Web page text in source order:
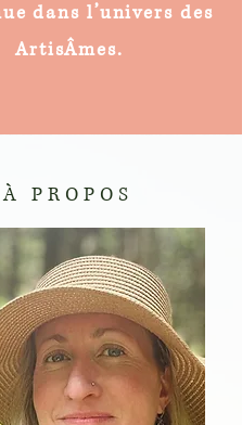
dans l’univers des
ArtisÂmes.
À PROPOS